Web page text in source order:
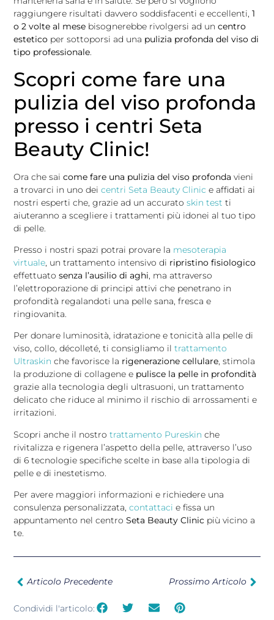
raggiungere risultati davvero soddisfacenti e eccellenti,1
o 2 volte al mese bisognerebbe rivolgersi ad uncentro
estetico per sottoporsi ad una pulizia profonda del viso di
tipo professionale.
Scopri come fare una
pulizia del viso profonda
presso i centri Seta
Beauty Clinic!
Ora che sai come fare una pulizia del viso profondavieni
a trovarci in uno deicentri Seta Beauty Clinic e affidati ai
nostri esperti che, grazie ad un accuratoskin test ti
aiuteranno a scegliere i trattamenti più idonei al tuo tipo
di pelle.
Presso i nostri spazi potrai provare la mesoterapia
virtuale, un trattamento intensivo di ripristino fisiologico
effettuatosenza l’ausilio di aghi, ma attraverso
l’elettroporazione di principi attivi che penetrano in
profondità regalandoti una pelle sana, fresca e
ringiovanita.
Per donare luminosità, idratazione e tonicità alla pelle di
viso, collo, décolleté, ti consigliamo iltrattamento
Ultraskin che favorisce la rigenerazione cellulare, stimola
la produzione di collagene e pulisce la pelle in profondità
grazie alla tecnologia degli ultrasuoni, un trattamento
delicato che riduce al minimo il rischio di arrossamenti e
irritazioni.
Scopri anche il nostrotrattamento Pureskin che
rivitalizza e rigenera l’aspetto della pelle, attraverso l’uso
di 6 tecnologie specifiche scelte in base alla tipologia di
pelle e di inestetismo.
Per avere maggiori informazioni e richiedere una
consulenza personalizzata,contattaci e fissa un
appuntamento nel centroSeta Beauty Clinic più vicino a
te.
Articolo Precedente Prossimo Articolo
Condividi l'articolo: